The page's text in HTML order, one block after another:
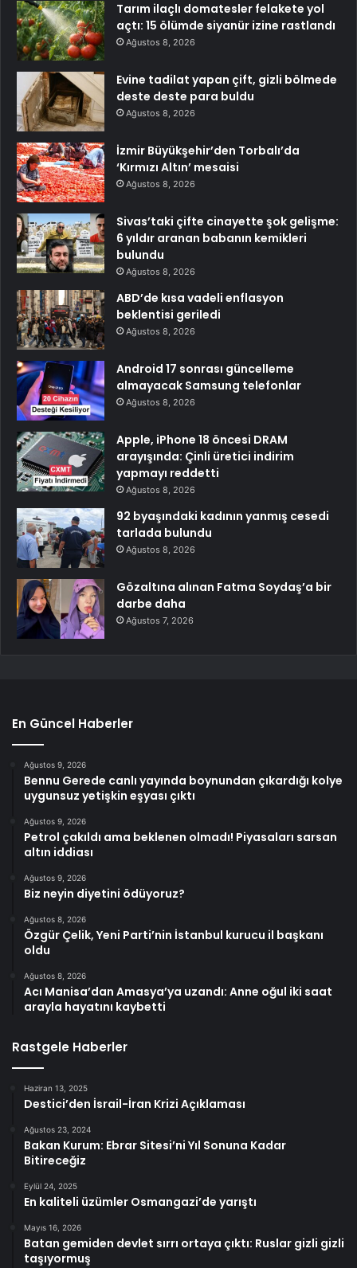
Tarım ilaçlı domatesler felakete yol
açtı: 15 ölümde siyanür izine rastlandı
Ağustos 8, 2026
Evine tadilat yapan çift, gizli bölmede
deste deste para buldu
Ağustos 8, 2026
İzmir Büyükşehir’den Torbalı’da
‘Kırmızı Altın’ mesaisi
Ağustos 8, 2026
Sivas’taki çifte cinayette şok gelişme:
6 yıldır aranan babanın kemikleri
bulundu
Ağustos 8, 2026
ABD’de kısa vadeli enflasyon
beklentisi geriledi
Ağustos 8, 2026
Android 17 sonrası güncelleme
almayacak Samsung telefonlar
Ağustos 8, 2026
Apple, iPhone 18 öncesi DRAM
arayışında: Çinli üretici indirim
yapmayı reddetti
Ağustos 8, 2026
92 byaşındaki kadının yanmış cesedi
tarlada bulundu
Ağustos 8, 2026
Gözaltına alınan Fatma Soydaş’a bir
darbe daha
Ağustos 7, 2026
En Güncel Haberler
Ağustos 9, 2026
Bennu Gerede canlı yayında boynundan çıkardığı kolye
uygunsuz yetişkin eşyası çıktı
Ağustos 9, 2026
Petrol çakıldı ama beklenen olmadı! Piyasaları sarsan
altın iddiası
Ağustos 9, 2026
Biz neyin diyetini ödüyoruz?
Ağustos 8, 2026
Özgür Çelik, Yeni Parti’nin İstanbul kurucu il başkanı
oldu
Ağustos 8, 2026
Acı Manisa’dan Amasya’ya uzandı: Anne oğul iki saat
arayla hayatını kaybetti
Rastgele Haberler
Haziran 13, 2025
Destici’den İsrail-İran Krizi Açıklaması
Ağustos 23, 2024
Bakan Kurum: Ebrar Sitesi’ni Yıl Sonuna Kadar
Bitireceğiz
Eylül 24, 2025
En kaliteli üzümler Osmangazi’de yarıştı
Mayıs 16, 2026
Batan gemiden devlet sırrı ortaya çıktı: Ruslar gizli gizli
taşıyormuş